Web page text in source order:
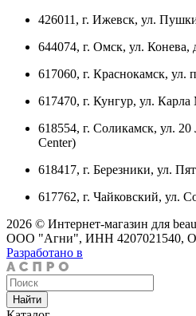
426011, г. Ижевск, ул.
644074, г. Омск, ул. Конева,
617060, г. Краснокамск, ул.
617470, г. Кунгур, ул.
618554, г. Соликамск, ул.
Center)
618417, г. Березники, ул.
617762, г. Чайковский, ул.
2026 © Интернет-магазин для
ООО "Агни", ИНН 4207021540,
Разработано в
Найти